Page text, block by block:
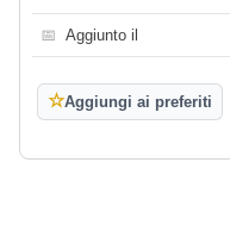
📅 Aggiunto il
☆Aggiungi ai preferiti